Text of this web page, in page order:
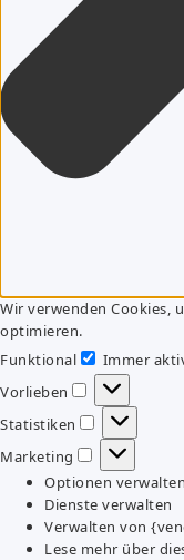
Wir verwenden Cookies,
optimieren.
Funktional
Funktional
Immer
Vorlieben
Vorlieben
Statistiken
Statistiken
Marketing
Marketing
Optionen verwalten
Dienste verwalten
Verwalten von
Lese mehr über